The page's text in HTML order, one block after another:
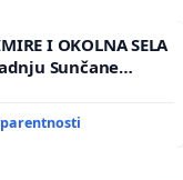
I OKOLNA SELA
Sunčane
na području